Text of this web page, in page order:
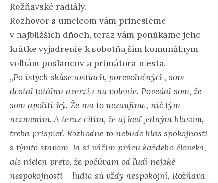
Rožňavské radiály.
Rozhovor s umelcom vám prinesieme
v najbližších dňoch, teraz vám ponúkame jeho
krátke vyjadrenie k sobotňajším komunálnym
voľbám poslancov a primátora mesta.
„Po istých skúsenostiach, porevolučných, som
dostal totálnu averziu na volenie. Povedal som, že
som apolitický. Že ma to nezaujíma, nič tým
nezmením. A teraz cítim, že aj keď jedným hlasom,
treba prispieť. Rozhodne to nebude hlas spokojnosti
s týmto stavom. Ja si vážim prácu každého človeka,
ale nielen preto, že počúvam od ľudí nejaké
nespokojnosti – ľudia sú vždy nespokojní, Rožňava